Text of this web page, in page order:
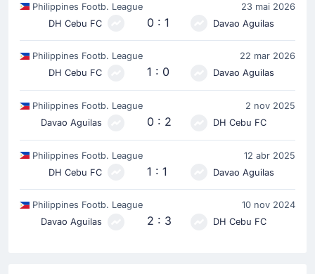
Philippines Footb. League
23 mai 2026
DH Cebu FC
0 : 1 Davao Aguilas
Philippines Footb. League
22 mar 2026
DH Cebu FC
1 : 0 Davao Aguilas
Philippines Footb. League
2 nov 2025
Davao Aguilas
0 : 2 DH Cebu FC
Philippines Footb. League
12 abr 2025
DH Cebu FC
1 : 1 Davao Aguilas
Philippines Footb. League
10 nov 2024
Davao Aguilas
2 : 3 DH Cebu FC